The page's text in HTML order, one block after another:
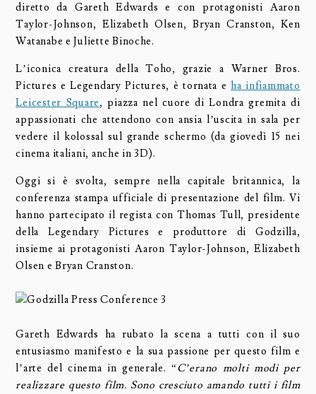
diretto da Gareth Edwards e con protagonisti Aaron
Taylor-Johnson, Elizabeth Olsen, Bryan Cranston, Ken
Watanabe e Juliette Binoche.
L’iconica creatura della Toho, grazie a Warner Bros.
Pictures e Legendary Pictures, è tornata eha infiammato
Leicester Square, piazza nel cuore di Londra gremita di
appassionati che attendono con ansia l’uscita in sala per
vedere il kolossal sul grande schermo (da giovedì 15 nei
cinema italiani, anche in 3D).
Oggi si è svolta, sempre nella capitale britannica, la
conferenza stampa ufficiale di presentazione del film. Vi
hanno partecipato il regista con Thomas Tull, presidente
della Legendary Pictures e produttore di Godzilla,
insieme ai protagonisti Aaron Taylor-Johnson, Elizabeth
Olsen e Bryan Cranston.
Gareth Edwards ha rubato la scena a tutti con il suo
entusiasmo manifesto e la sua passione per questo film e
l’arte del cinema in generale. “C’erano molti modi per
realizzare questo film. Sono cresciuto amando tutti i film